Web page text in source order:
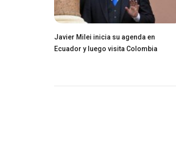
Javier Milei inicia su agenda en
Ecuador y luego visita Colombia